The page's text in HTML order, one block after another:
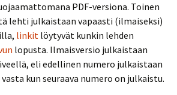
PDF-versiona. Toinen
lehti julkaistaan vapaasti (ilmaiseksi)
linkit löytyvät kunkin lehden
lopusta. Ilmaisversio julkaistaan
eli edellinen numero julkaistaan
kun seuraava numero on julkaistu.